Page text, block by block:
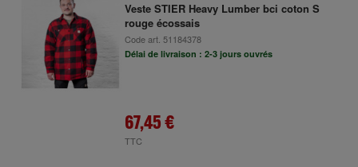
Veste STIER Heavy Lumber bci coton S
rouge écossais
Code art. 51184378
Délai de livraison : 2-3 jours ouvrés
67,45 €
TTC